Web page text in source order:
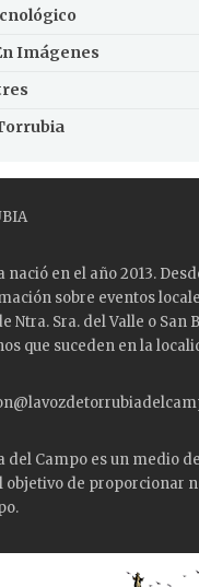
Imágenes
nació en el año 2013.
sobre eventos
Ntra. Sra. del Valle o San
que suceden en la
del Campo es un medio
objetivo de proporcionar